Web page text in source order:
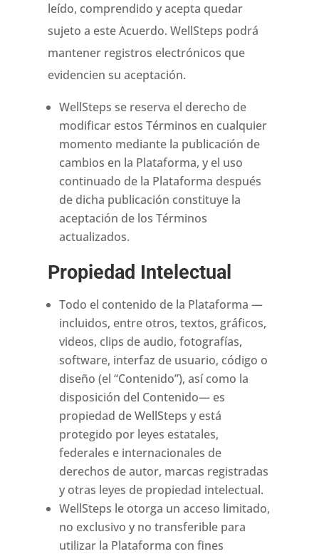
leído, comprendido y acepta quedar
sujeto a este Acuerdo. WellSteps podrá
mantener registros electrónicos que
evidencien su aceptación.
WellSteps se reserva el derecho de
modificar estos Términos en cualquier
momento mediante la publicación de
cambios en la Plataforma, y el uso
continuado de la Plataforma después
de dicha publicación constituye la
aceptación de los Términos
actualizados.
Propiedad Intelectual
Todo el contenido de la Plataforma —
incluidos, entre otros, textos, gráficos,
videos, clips de audio, fotografías,
software, interfaz de usuario, código o
diseño (el “Contenido”), así como la
disposición del Contenido— es
propiedad de WellSteps y está
protegido por leyes estatales,
federales e internacionales de
derechos de autor, marcas registradas
y otras leyes de propiedad intelectual.
WellSteps le otorga un acceso limitado,
no exclusivo y no transferible para
utilizar la Plataforma con fines